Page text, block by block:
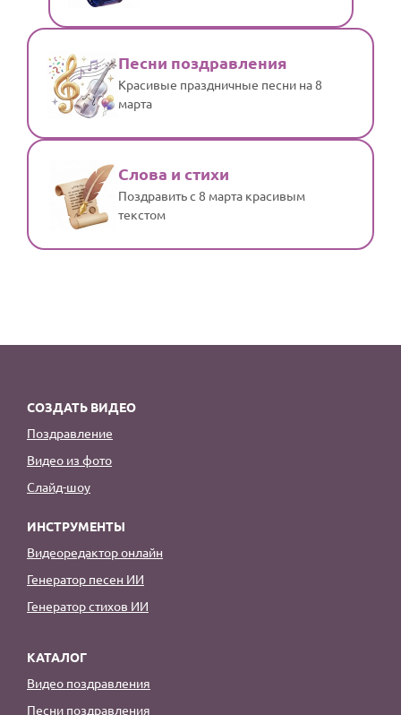
Песни поздравления
Красивые праздничные песни на 8
марта
Слова и стихи
Поздравить с 8 марта красивым
текстом
СОЗДАТЬ ВИДЕО
Поздравление
Видео из фото
Слайд-шоу
ИНСТРУМЕНТЫ
Видеоредактор онлайн
Генератор песен ИИ
Генератор стихов ИИ
КАТАЛОГ
Видео поздравления
Песни поздравления